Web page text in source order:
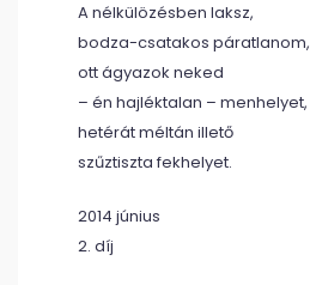
A nélkülözésben laksz,
bodza-csatakos páratlanom,
ott ágyazok neked
– én hajléktalan – menhelyet,
hetérát méltán illető
szűztiszta fekhelyet.
2014 június
2. díj